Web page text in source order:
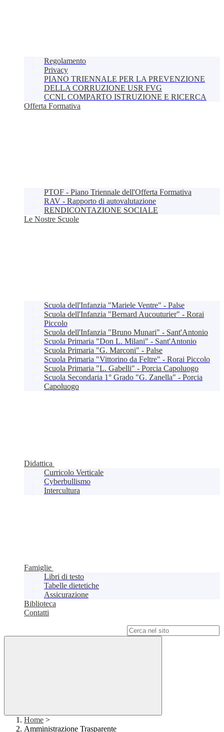
Regolamento
Privacy
PIANO TRIENNALE PER LA PREVENZIONE
DELLA CORRUZIONE USR FVG
CCNL COMPARTO ISTRUZIONE E RICERCA
Offerta Formativa
PTOF - Piano Triennale dell'Offerta Formativa
RAV - Rapporto di autovalutazione
RENDICONTAZIONE SOCIALE
Le Nostre Scuole
Scuola dell'Infanzia "Mariele Ventre" - Palse
Scuola dell'Infanzia "Bernard Aucouturier" - Rorai
Piccolo
Scuola dell'Infanzia "Bruno Munari" - Sant'Antonio
Scuola Primaria "Don L. Milani" - Sant'Antonio
Scuola Primaria "G. Marconi" - Palse
Scuola Primaria "Vittorino da Feltre" - Rorai Piccolo
Scuola Primaria "L. Gabelli" - Porcia Capoluogo
Scuola Secondaria 1° Grado "G. Zanella" - Porcia
Capoluogo
Didattica
Curricolo Verticale
Cyberbullismo
Intercultura
Famiglie
Libri di testo
Tabelle dietetiche
Assicurazione
Biblioteca
Contatti
Home >
Amministrazione Trasparente